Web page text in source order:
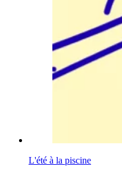
L'été à la piscine